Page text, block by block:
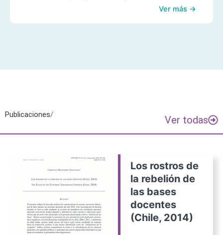
Ver más →
Publicaciones/ Ver todas
Los rostros de
la rebelión de
las bases
docentes
(Chile, 2014)